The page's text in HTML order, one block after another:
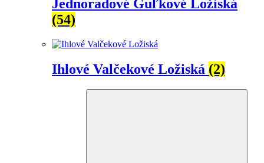
Jednoradové Guľkové Ložiská
(54)
Ihlové Valčekové Ložiská (2)